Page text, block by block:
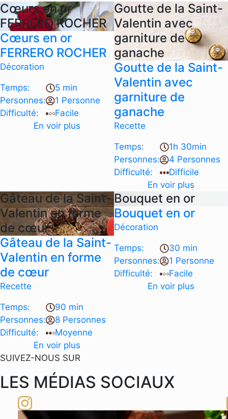
Cœurs en or
FERRERO ROCHER
Cœurs en or
FERRERO ROCHER
Décoration
Temps:
5 min
Personnes:
1 Personne
Difficulté:
Facile
En voir plus
Goutte de la Saint-
Valentin avec
garniture de
ganache
Goutte de la Saint-
Valentin avec
garniture de
ganache
Recette
Temps:
1h 30min
Personnes:
4 Personnes
Difficulté:
Difficile
En voir plus
Gâteau de la Saint-
Valentin en forme
de cœur
Gâteau de la Saint-
Valentin en forme
de cœur
Recette
Temps:
90 min
Personnes:
8 Personnes
Difficulté:
Moyenne
En voir plus
Bouquet en or
Bouquet en or
Décoration
Temps:
30 min
Personnes:
1 Personne
Difficulté:
Facile
En voir plus
SUIVEZ-NOUS SUR
LES MÉDIAS SOCIAUX